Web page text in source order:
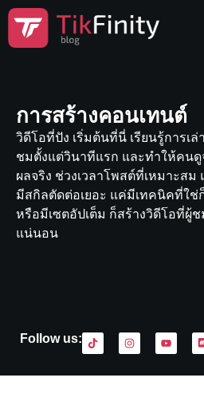
การสร้างคอนเทนต์
วิดีโอที่ปัง เริ่มต้นที่นี่ เรียนรู้การเล่
ชมตั้งแต่วินาทีแรก และทำให้คนดู
ผลจริง ช่วงเวลาโพสต์ที่เหมาะสม
มีสกิลตัดต่อเยอะ แค่มีเทคนิคที่ใ
หรือมีเซตอัปเต็ม ก็สร้างวิดีโอที่ผู้
แน่นอน
Follow us: